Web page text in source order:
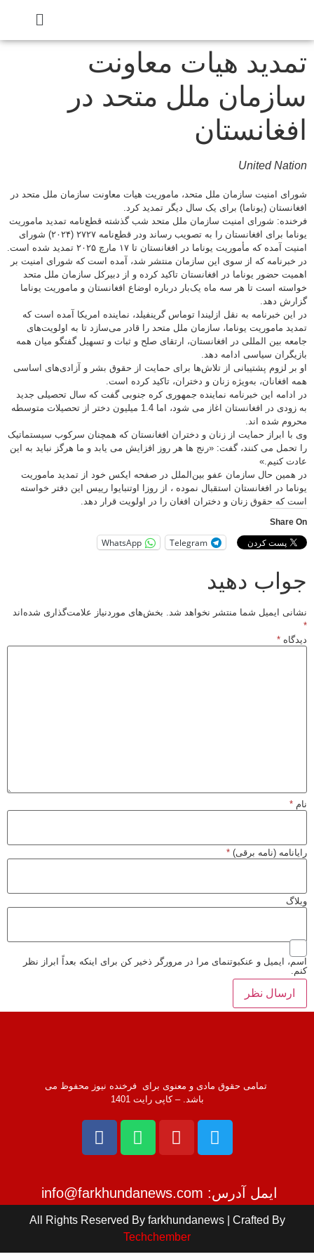
تمدید هیات معاونت
سازمان ملل متحد در
افغانستان
United Nation
شورای امنیت سازمان ملل متحد، ماموریت هیات معاونت سازمان ملل متحد در
افغانستان (یوناما) برای یک سال دیگر تمدید کرد.
فرخنده: شورای امنیت سازمان ملل متحد شب گذشته قطع‌نامه تمدید ماموریت
یوناما برای افغانستان را به تصویب رساند ودر قطع‌نامه ۲۷۲۷ (۲۰۲۴) شورای
امنیت آمده که مأموریت یوناما در افغانستان تا ۱۷ مارچ ۲۰۲۵ تمدید شده است.
در خبرنامه که از سوی این سازمان منتشر شد، آمده است که شورای امنیت بر
اهمیت حضور یوناما در افغانستان تاکید کرده و از دبیرکل سازمان ملل متحد
خواسته است تا هر سه ماه یک‌بار درباره اوضاع افغانستان و ماموریت یوناما
گزارش دهد.
در این خبرنامه به نقل ازلیندا توماس گرینفیلد، نماینده امریکا آمده است که
تمدید ماموریت یوناما، سازمان ملل متحد را قادر می‌سازد تا به اولویت‌های
جامعه بین المللی در افغانستان، ارتقای صلح و ثبات و تسهیل گفتگو میان همه
بازیگران سیاسی ادامه دهد.
او بر لزوم پشتیبانی از تلاش‌ها برای حمایت از حقوق بشر و آزادی‌های اساسی
همه افغانان، به‌ویژه زنان و دختران، تاکید کرده است.
در ادامه این خبرنامه نماینده جمهوری کره جنوبی گفت که سال تحصیلی جدید
به زودی در افغانستان اغاز می شود، اما 1.4 میلیون دختر از تحصیلات متوسطه
محروم شده اند.
وی با ابراز حمایت از زنان و دختران افغانستان که همچنان سرکوب سیستماتیک
را تحمل می کنند، گفت: «رنج ها هر روز افزایش می یابد و ما هرگز نباید به این
عادت کنیم.»
در همین حال سازمان عفو بین‌الملل در صفحه ایکس خود از تمدید ماموریت
یوناما در افغانستان استقبال نموده ، از روزا اوتنبایوا رییس این دفتر خواسته
است که حقوق زنان و دختران افغان را در اولویت قرار دهد.
Share On
Telegram
WhatsApp
جواب دهید
نشانی ایمیل شما منتشر نخواهد شد. بخش‌های موردنیاز علامت‌گذاری شده‌اند
دیدگاه*
نام*
رایانامه (نامه برقی)*
وبلاگ
اسم، ایمیل و عنکبوتنمای مرا در مرورگر ذخیر کن برای اینکه بعداً ابراز نظر
کنم.
تمامی حقوق مادی و معنوی برای فرخنده نیوز محفوظ می
باشد. – کاپی رایت 1401
ایمل آدرس: info@farkhundanews.com
All Rights Reserved By farkhundanews | Crafted By
Techchember